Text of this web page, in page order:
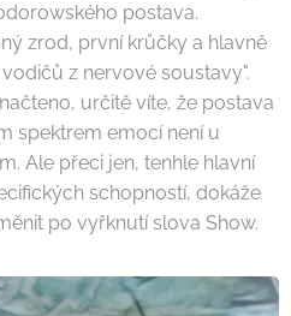
postava.
zrod, první krůčky a hlavně
z nervové soustavy".
určitě víte, že postava
spektrem emocí není u
Ale přeci jen, tenhle hlavní
schopností, dokáže
po vyřknutí slova Show.